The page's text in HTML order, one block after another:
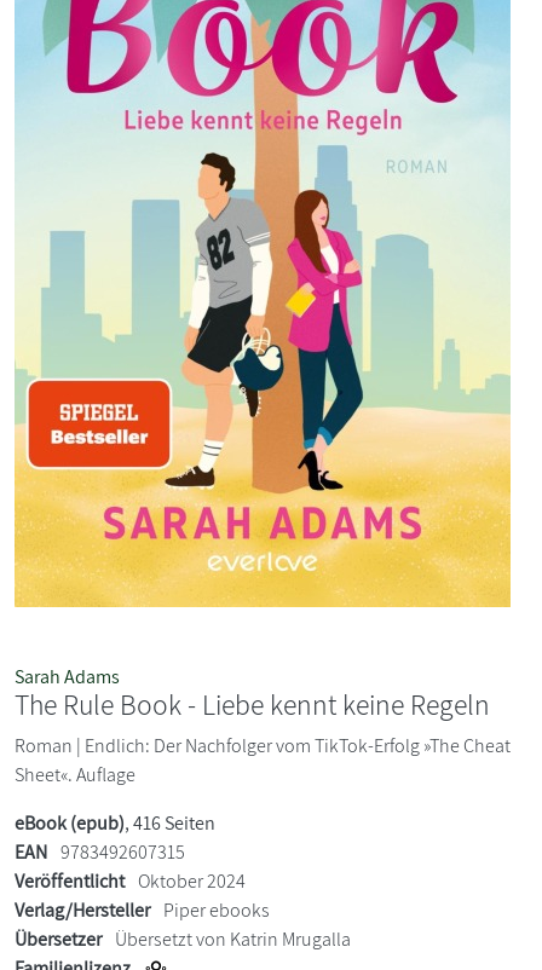
Sarah Adams
The Rule Book - Liebe kennt keine Regeln
Roman | Endlich: Der Nachfolger vom TikTok-Erfolg »The Cheat
Sheet«. Auflage
eBook (epub), 416 Seiten
EAN 9783492607315
Veröffentlicht Oktober 2024
Verlag/Hersteller Piper ebooks
Übersetzer Übersetzt von Katrin Mrugalla